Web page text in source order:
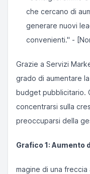
che cercano di
generare nuovi
convenienti." -
Grazie a Servizi
grado di aumentare
budget pubblicitario.
concentrarsi sulla
preoccuparsi della
Grafico 1: Aumento
magine di una